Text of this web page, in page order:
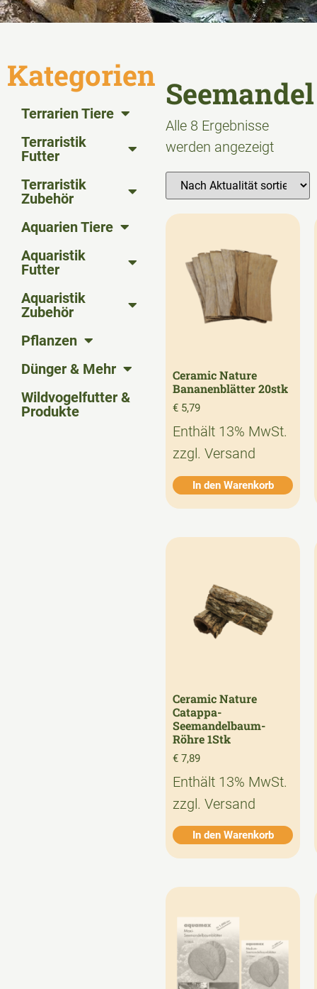
Kategorien
Terrarien Tiere
Terraristik
Futter
Terraristik
Zubehör
Aquarien Tiere
Aquaristik
Futter
Aquaristik
Zubehör
Pflanzen
Dünger & Mehr
Wildvogelfutter &
Produkte
Seemandel
Alle 8 Ergebnisse
werden angezeigt
Ceramic Nature
Bananenblätter 20stk
€ 5,79
Enthält 13% MwSt.
zzgl. Versand
In den Warenkorb
Ceramic Nature
Catappa-
Seemandelbaum-
Röhre 1Stk
€ 7,89
Enthält 13% MwSt.
zzgl. Versand
In den Warenkorb